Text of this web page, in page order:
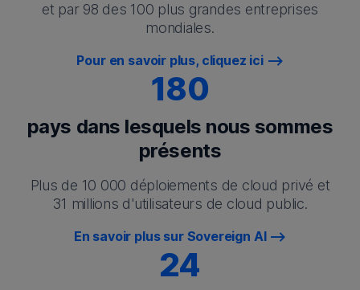
et par 98 des 100 plus grandes entreprises
mondiales.
Pour en savoir plus, cliquez ici
180
pays dans lesquels nous sommes
présents
Plus de 10 000 déploiements de cloud privé et
31 millions d'utilisateurs de cloud public.
En savoir plus sur Sovereign AI
24